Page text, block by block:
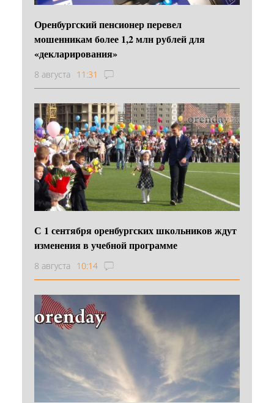
Оренбургский пенсионер перевел
мошенникам более 1,2 млн рублей для
«декларирования»
8 августа 11:31
С 1 сентября оренбургских школьников ждут
изменения в учебной программе
8 августа 10:14